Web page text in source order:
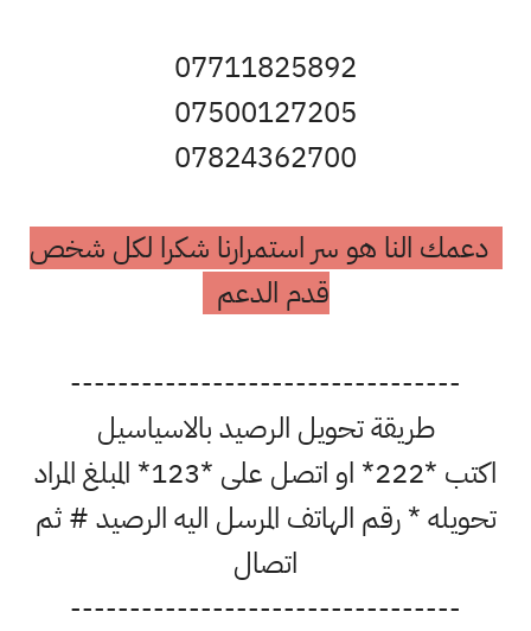
07711825892
07500127205
07824362700
دعمك النا هو سر استمرارنا شكرا لكل شخص
قدم الدعم
---------------------------------
طريقة تحويل الرصيد بالاسياسيل
اكتب *222* او اتصل على *123* المبلغ المراد
تحويله * رقم الهاتف المرسل اليه الرصيد # ثم
اتصال
---------------------------------